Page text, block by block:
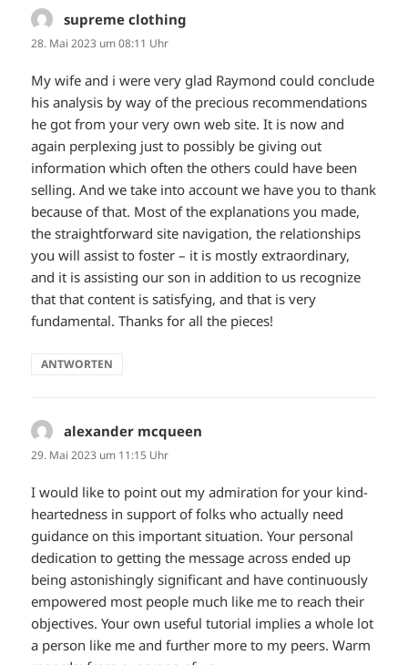
supreme clothing
28. Mai 2023 um 08:11 Uhr
My wife and i were very glad Raymond could conclude
his analysis by way of the precious recommendations
he got from your very own web site. It is now and
again perplexing just to possibly be giving out
information which often the others could have been
selling. And we take into account we have you to thank
because of that. Most of the explanations you made,
the straightforward site navigation, the relationships
you will assist to foster – it is mostly extraordinary,
and it is assisting our son in addition to us recognize
that that content is satisfying, and that is very
fundamental. Thanks for all the pieces!
ANTWORTEN
alexander mcqueen
29. Mai 2023 um 11:15 Uhr
I would like to point out my admiration for your kind-
heartedness in support of folks who actually need
guidance on this important situation. Your personal
dedication to getting the message across ended up
being astonishingly significant and have continuously
empowered most people much like me to reach their
objectives. Your own useful tutorial implies a whole lot
a person like me and further more to my peers. Warm